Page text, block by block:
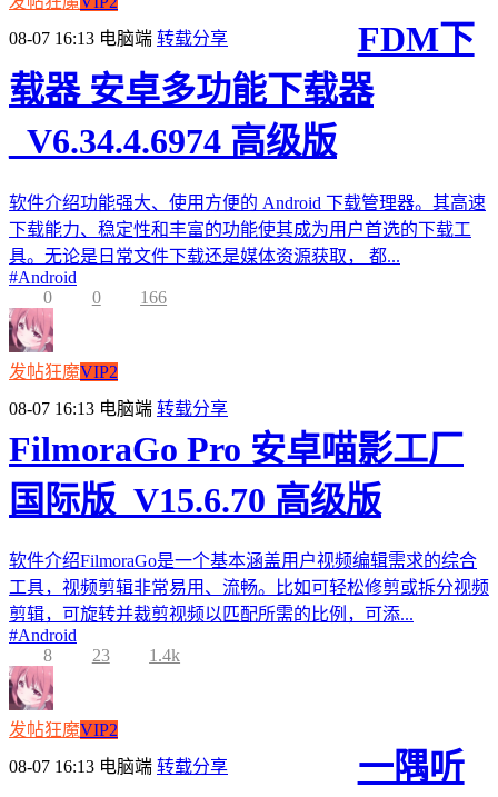
08-07 16:13 电脑端 转载分享
FDM下
载器 安卓多功能下载器
_V6.34.4.6974 高级版
软件介绍功能强大、使用方便的 Android 下载管理器。其高速
下载能力、稳定性和丰富的功能使其成为用户首选的下载工
具。无论是日常文件下载还是媒体资源获取， 都...
#Android
0
0 166
发帖狂魔VIP2
08-07 16:13 电脑端 转载分享
FilmoraGo Pro 安卓喵影工厂
国际版_V15.6.70 高级版
软件介绍FilmoraGo是一个基本涵盖用户视频编辑需求的综合
工具，视频剪辑非常易用、流畅。比如可轻松修剪或拆分视频
剪辑，可旋转并裁剪视频以匹配所需的比例，可添...
#Android
8
23 1.4k
发帖狂魔VIP2
08-07 16:13 电脑端 转载分享
一隅听